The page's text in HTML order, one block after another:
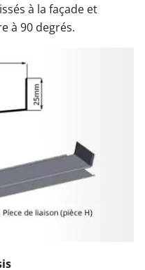
à la façade et
à 90 degrés.